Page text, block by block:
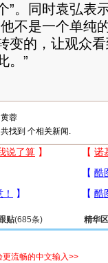
”。同时袁弘表
不是一个单纯
变的，让观众
。”
共找到 个相关新闻.
贴(685条) 精华区
流畅的中文输入>>